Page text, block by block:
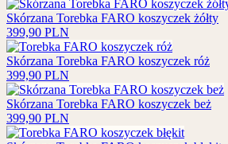
Skórzana Torebka FARO koszyczek żółty
399,90 PLN
Skórzana Torebka FARO koszyczek róż
399,90 PLN
Skórzana Torebka FARO koszyczek beż
399,90 PLN